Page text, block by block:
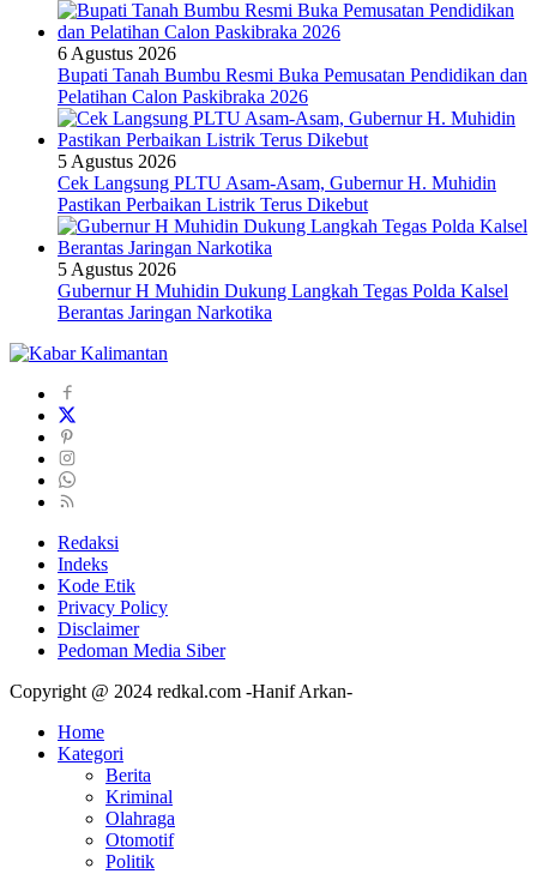
6 Agustus 2026
Bupati Tanah Bumbu Resmi Buka Pemusatan Pendidikan dan
Pelatihan Calon Paskibraka 2026
5 Agustus 2026
Cek Langsung PLTU Asam-Asam, Gubernur H. Muhidin
Pastikan Perbaikan Listrik Terus Dikebut
5 Agustus 2026
Gubernur H Muhidin Dukung Langkah Tegas Polda Kalsel
Berantas Jaringan Narkotika
Redaksi
Indeks
Kode Etik
Privacy Policy
Disclaimer
Pedoman Media Siber
Copyright @ 2024 redkal.com -Hanif Arkan-
Home
Kategori
Berita
Kriminal
Olahraga
Otomotif
Politik